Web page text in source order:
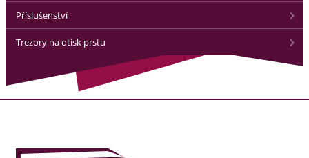
Příslušenství
Trezory na otisk prstu